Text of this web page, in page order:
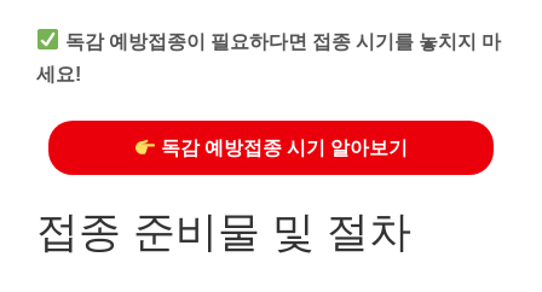
독감 예방접종이 필요하다면 접종 시기를 놓치지 마
세요!
독감 예방접종 시기 알아보기
접종 준비물 및 절차